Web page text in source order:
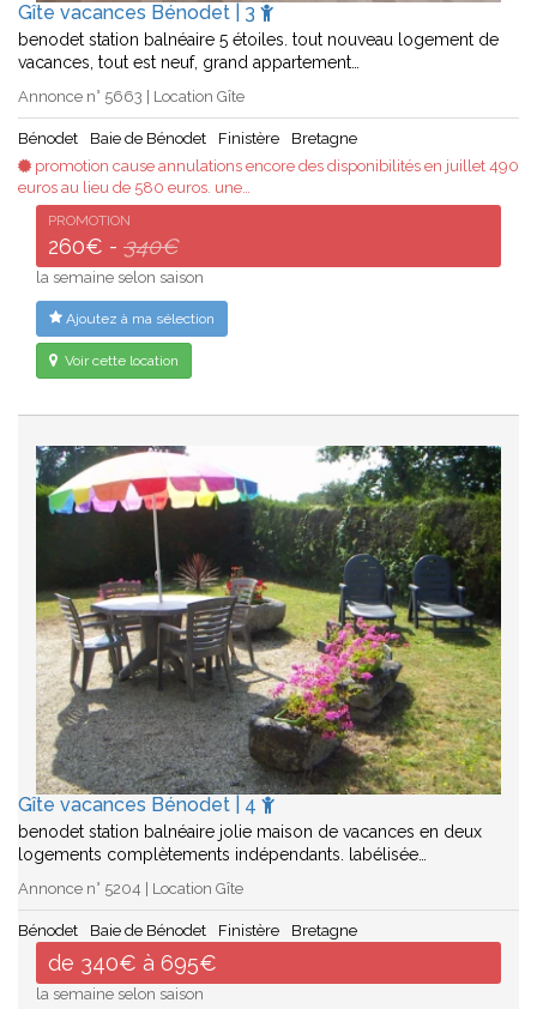
Gîte vacances Bénodet | 3
benodet station balnéaire 5 étoiles. tout nouveau logement de
vacances, tout est neuf, grand appartement…
Annonce n° 5663 | Location Gîte
Bénodet Baie de Bénodet Finistère
Bretagne
promotion cause annulations encore des disponibilités en juillet 490
euros au lieu de 580 euros. une…
PROMOTION
260€ - 340€
la semaine selon saison
Ajoutez à ma sélection
Voir cette location
Gîte vacances Bénodet | 4
benodet station balnéaire jolie maison de vacances en deux
logements complètements indépendants. labélisée…
Annonce n° 5204 | Location Gîte
Bénodet Baie de Bénodet Finistère Bretagne
de 340€ à 695€
la semaine selon saison